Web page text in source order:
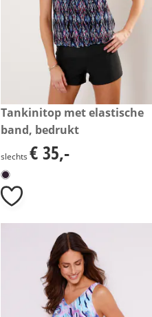
€ 35,-
Tankinitop met elastische
band, bedrukt
€ 35,-
slechts € 35,-